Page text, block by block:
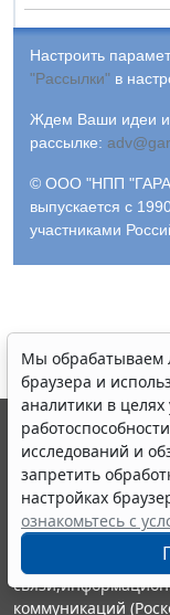
Настроить
"Рассылки" в
Ждем Ваши идеи и
рассылке:
© ООО "НПП
выпускается с
участниками
Мы обрабатываем
браузера и
аналитики в
исследований и
запретить
настройках
ознакомьтесь с
© ООО "НПП
выпускается с
являются
информации
Портал ГАРАНТ.РУ
издания
коммуникаций